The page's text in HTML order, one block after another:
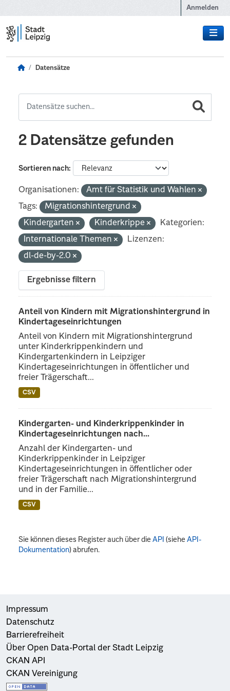
Anmelden
Datensätze
2 Datensätze gefunden
Sortieren nach
Organisationen:
Amt für Statistik und Wahlen
Tags:
Migrationshintergrund
Kindergarten
Kinderkrippe
Kategorien:
Internationale Themen
Lizenzen:
dl-de-by-2.0
Ergebnisse filtern
Anteil von Kindern mit Migrationshintergrund in
Kindertageseinrichtungen
Anteil von Kindern mit Migrationshintergrund
unter Kinderkrippenkindern und
Kindergartenkindern in Leipziger
Kindertageseinrichtungen in öffentlicher und
freier Trägerschaft...
CSV
Kindergarten- und Kinderkrippenkinder in
Kindertageseinrichtungen nach...
Anzahl der Kindergarten- und
Kinderkrippenkinder in Leipziger
Kindertageseinrichtungen in öffentlicher oder
freier Trägerschaft nach Migrationshintergrund
und in der Familie...
CSV
Sie können dieses Register auch über dieAPI (sieheAPI-
Dokumentation) abrufen.
Impressum
Datenschutz
Barrierefreiheit
Über Open Data-Portal der Stadt Leipzig
CKAN API
CKAN Vereinigung